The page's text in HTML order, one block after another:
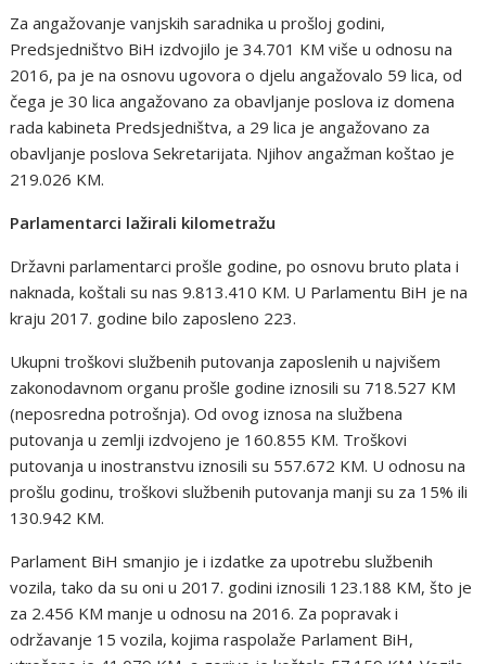
Za angažovanje vanjskih saradnika u prošloj godini,
Predsjedništvo BiH izdvojilo je 34.701 KM više u odnosu na
2016, pa je na osnovu ugovora o djelu angažovalo 59 lica, od
čega je 30 lica angažovano za obavljanje poslova iz domena
rada kabineta Predsjedništva, a 29 lica je angažovano za
obavljanje poslova Sekretarijata. Njihov angažman koštao je
219.026 KM.
Parlamentarci lažirali kilometražu
Državni parlamentarci prošle godine, po osnovu bruto plata i
naknada, koštali su nas 9.813.410 KM. U Parlamentu BiH je na
kraju 2017. godine bilo zaposleno 223.
Ukupni troškovi službenih putovanja zaposlenih u najvišem
zakonodavnom organu prošle godine iznosili su 718.527 KM
(neposredna potrošnja). Od ovog iznosa na službena
putovanja u zemlji izdvojeno je 160.855 KM. Troškovi
putovanja u inostranstvu iznosili su 557.672 KM. U odnosu na
prošlu godinu, troškovi službenih putovanja manji su za 15% ili
130.942 KM.
Parlament BiH smanjio je i izdatke za upotrebu službenih
vozila, tako da su oni u 2017. godini iznosili 123.188 KM, što je
za 2.456 KM manje u odnosu na 2016. Za popravak i
održavanje 15 vozila, kojima raspolaže Parlament BiH,